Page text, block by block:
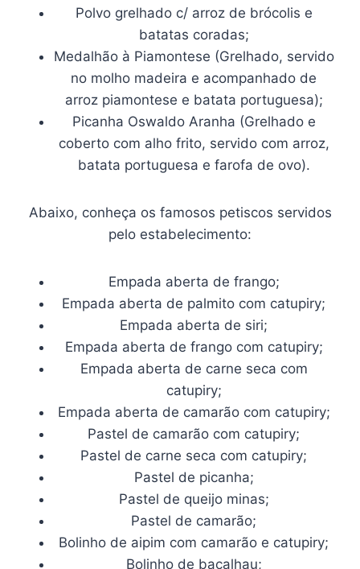
Polvo grelhado c/ arroz de brócolis e
batatas coradas;
Medalhão à Piamontese (Grelhado, servido
no molho madeira e acompanhado de
arroz piamontese e batata portuguesa);
Picanha Oswaldo Aranha (Grelhado e
coberto com alho frito, servido com arroz,
batata portuguesa e farofa de ovo).
Abaixo, conheça os famosos petiscos servidos
pelo estabelecimento:
Empada aberta de frango;
Empada aberta de palmito com catupiry;
Empada aberta de siri;
Empada aberta de frango com catupiry;
Empada aberta de carne seca com
catupiry;
Empada aberta de camarão com catupiry;
Pastel de camarão com catupiry;
Pastel de carne seca com catupiry;
Pastel de picanha;
Pastel de queijo minas;
Pastel de camarão;
Bolinho de aipim com camarão e catupiry;
Bolinho de bacalhau;